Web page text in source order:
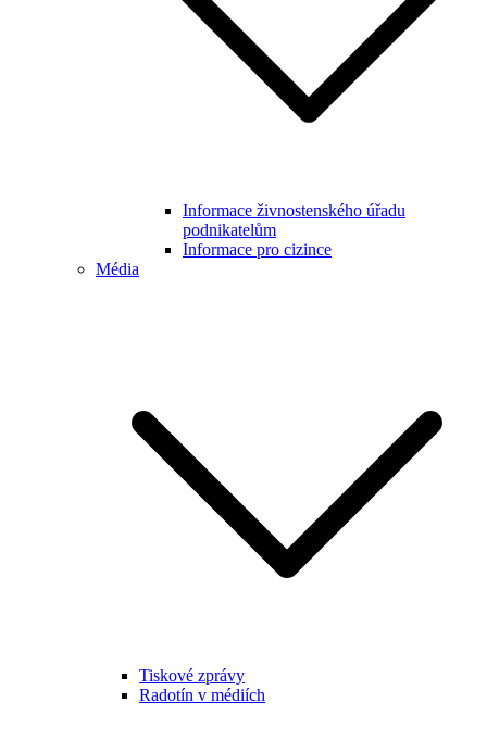
Informace živnostenského úřadu
podnikatelům
Informace pro cizince
Média
Tiskové zprávy
Radotín v médiích